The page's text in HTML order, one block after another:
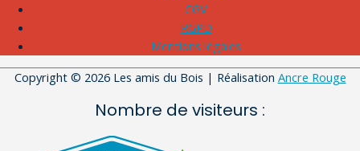
CGV
RGPD
Mentions légales
Copyright © 2026 Les amis du Bois | Réalisation Ancre Rouge
Nombre de visiteurs :